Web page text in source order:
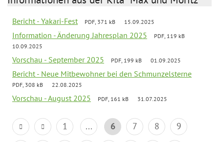
Bericht - Yakari-Fest PDF, 371 kB 15.09.2025
Information - Änderung Jahresplan 2025
PDF, 119 kB
10.09.2025
Vorschau - September 2025 PDF, 199 kB 01.09.2025
Bericht - Neue Mitbewohner bei den Schmunzelsterne
PDF, 308 kB 22.08.2025
Vorschau - August 2025 PDF, 161 kB 31.07.2025
1 ... 6 7 8
9